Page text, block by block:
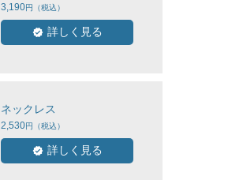
3,190
詳しく見る
ネックレス
2,530
詳しく見る